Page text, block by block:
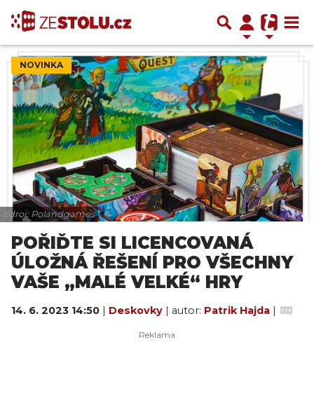
NOVINKA
zdroj: Polandgames
POŘIĎTE SI LICENCOVANÁ
ÚLOŽNÁ ŘEŠENÍ PRO VŠECHNY
VAŠE „MALÉ VELKÉ“ HRY
14. 6. 2023 14:50 | Deskovky | autor: Patrik Hajda |